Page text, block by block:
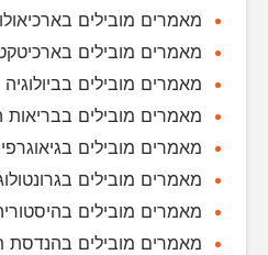
מאמרים מובילים
מאמרים מובילים
מאמרים מובילים בביולוגיה
מאמרים מובילים בבריאות
מאמרים מובילים
מאמרים מובילים
מאמרים מובילים
מאמרים מובילים בהנדסת